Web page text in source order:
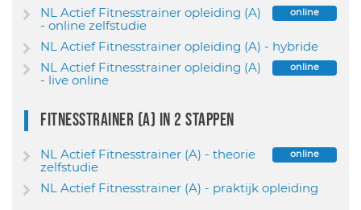
online
NL Actief Fitnesstrainer opleiding (A)
- online zelfstudie
NL Actief Fitnesstrainer opleiding (A) - hybride
online
NL Actief Fitnesstrainer opleiding (A)
- live online
Fitnesstrainer (A) in 2 stappen
online
NL Actief Fitnesstrainer (A) - theorie
zelfstudie
NL Actief Fitnesstrainer (A) - praktijk opleiding